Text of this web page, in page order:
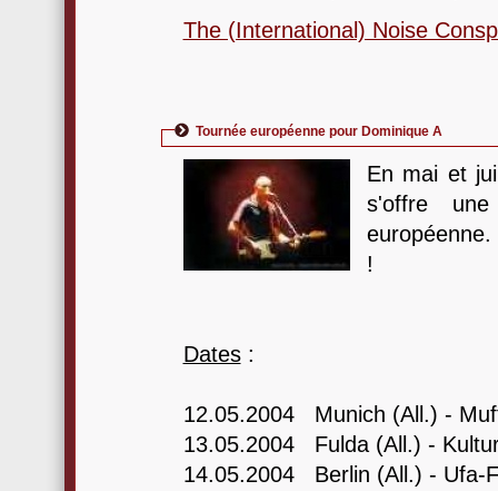
The (International) Noise
Tournée européenne pour Dominique A
En mai et
s'offre une
!
Dates:
12.05.2004 Munich (All.) -
13.05.2004 Fulda (All.) -
14.05.2004 Berlin (All.) - Ufa-